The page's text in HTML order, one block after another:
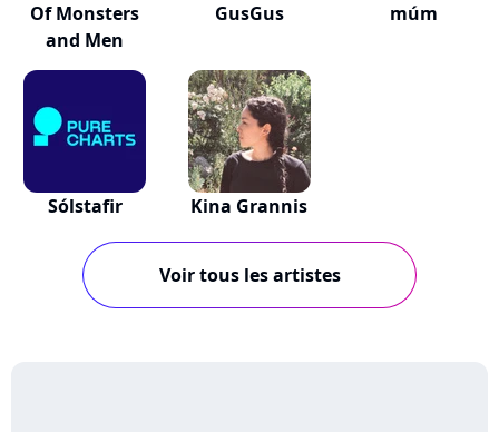
Of Monsters
and Men
GusGus múm
Sólstafir Kina Grannis
Voir tous les artistes